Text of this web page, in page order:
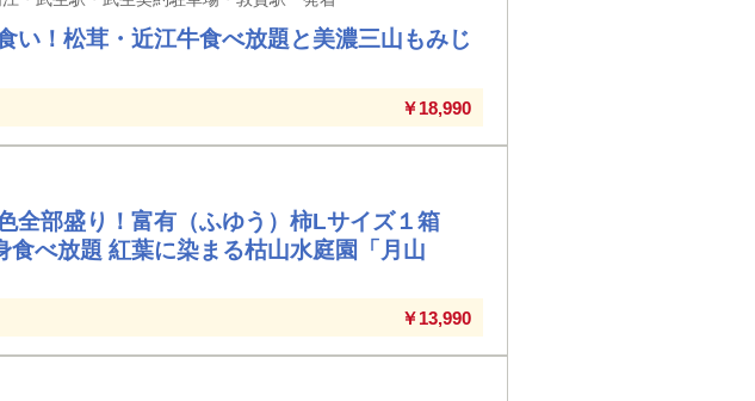
い！松茸・近江牛食べ放題と美濃三山もみじ
￥18,990
全部盛り！富有（ふゆう）柿Lサイズ１箱
べ放題 紅葉に染まる枯山水庭園「月山
￥13,990